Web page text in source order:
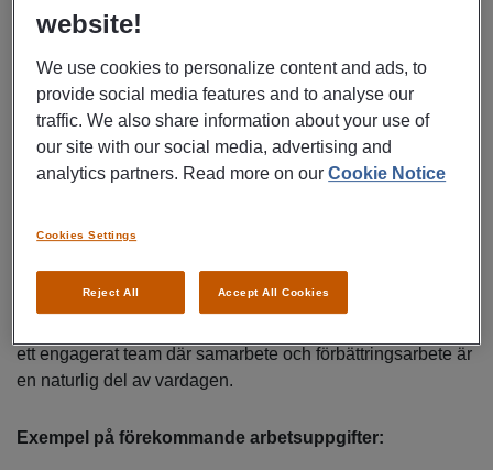
Om jobbet som kundtjänstmedarbetare
Som kundtjänstmedarbetare hos oss på Manpower, ute
hos vår kund, arbetar du i en central servicefunktion med
daglig kontakt med både privatpersoner och vårdpersonal.
Du hanterar inkommande ärenden via telefon, e‑post och
Rollen innebär både kundservice och administration och
passar dig som är lösningsorienterad, strukturerad och
ett engagerat team där samarbete och förbättringsarbete är
en naturlig del av vardagen.
Exempel på förekommande arbetsuppgifter:
website!
We use cookies to personalize content and ads, to
provide social media features and to analyse our
traffic. We also share information about your use of
our site with our social media, advertising and
analytics partners. Read more on ourCookie Notice
Reject All Accept All Cookies
Cookies Settings